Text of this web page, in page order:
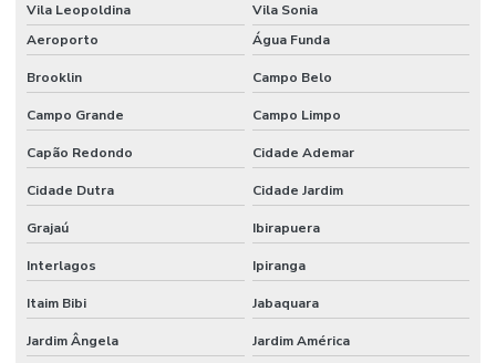
SEGURANÇA
PATRIMONIAL
PARA
EMPRESAS
SEGURANCA
PATRIMONIAL
EVENTOS
SEGURANÇA
PATRIMONIAL
PARA
FÁBRICAS
SEGURANÇA
PATRIMONIAL
PARA
GRANDES
EMPRESAS
Vila Leopoldina
Vila Sonia
Aeroporto
Água Funda
Brooklin Campo Belo
Campo Grande Campo Limpo
Capão Redondo Cidade Ademar
Cidade Dutra Cidade Jardim
Grajaú Ibirapuera
Interlagos Ipiranga
Itaim Bibi Jabaquara
Jardim Ângela Jardim América